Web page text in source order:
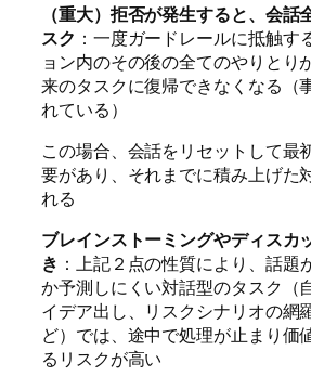
（重大）拒否が発生すると、会話
スク ：一度ガードレールに抵触す
ョン内のその後の全てのやりとり
来のタスクに復帰できなくなる（
れている）
この場合、会話をリセットして最
要があり、それまでに積み上げた
れる
ブレインストーミングやディスカ
き ：上記２点の性質により、話題
か予測しにくい対話型のタスク（
イデア出し、リスクシナリオの網
ど）では、途中で処理が止まり価
るリスクが高い